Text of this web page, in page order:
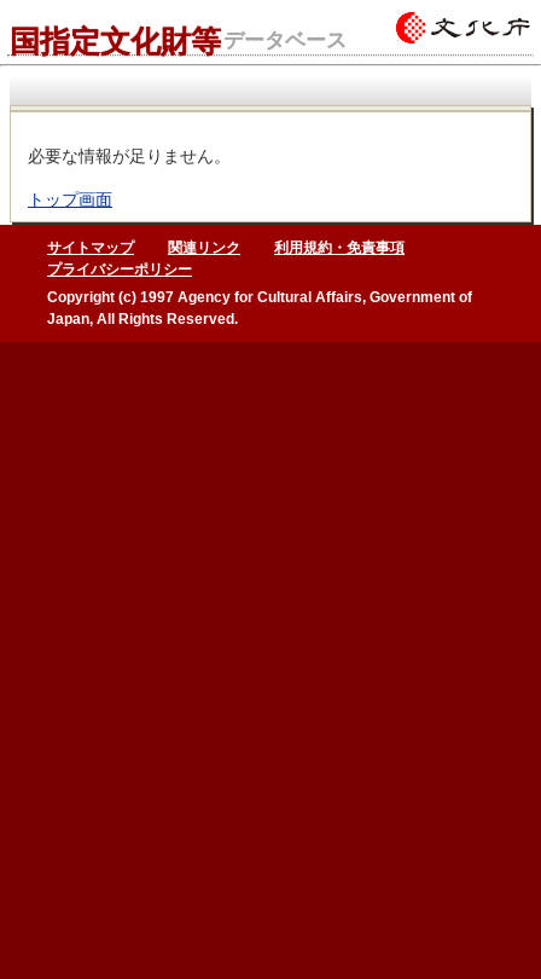
国指定文化財等データベース
必要な情報が足りません。
トップ画面
サイトマップ 関連リンク
利用規約・免責事項
プライバシーポリシー
Copyright (c) 1997 Agency for Cultural Affairs, Government of
Japan, All Rights Reserved.